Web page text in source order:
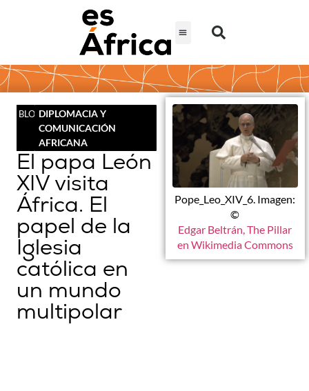
BLOGDIPLOMACIA Y
COMUNICACIÓN
AFRICANA
El papa León
XIV visita
África. El
papel de la
Iglesia
católica en
un mundo
multipolar
Pope_Leo_XIV_6. Imagen:
©
Edgar Beltrán, The Pillar
en Wikimedia Commons